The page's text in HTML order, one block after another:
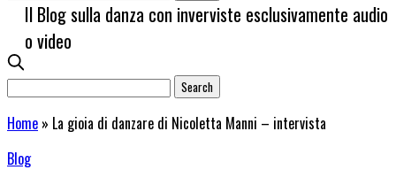
Il Blog sulla danza con inverviste esclusivamente audio
o video
Home » La gioia di danzare di Nicoletta Manni – intervista
Blog